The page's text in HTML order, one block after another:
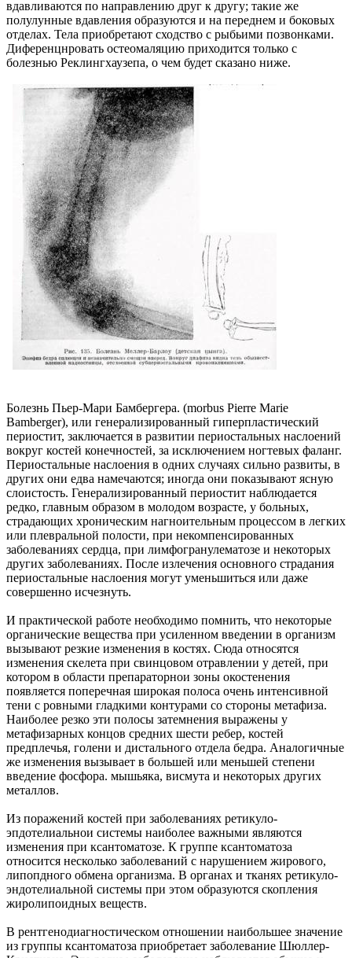
вдавливаются по направлению друг к другу; такие же
полулунные вдавления образуются и на переднем и боковых
отделах. Тела приобретают сходство с рыбьими позвонками.
Диференцнровать остеомаляцию приходится только с
болезнью Реклингхаузепа, о чем будет сказано ниже.
Болезнь Пьер-Мари Бамбергера. (morbus Pierre Marie
Bamberger), или генерализированный гиперпластический
периостит, заключается в развитии периостальных наслоений
вокруг костей конечностей, за исключением ногтевых фаланг.
Периостальные наслоения в одних случаях сильно развиты, в
других они едва намечаются; иногда они показывают ясную
слоистость. Генерализированный периостит наблюдается
редко, главным образом в молодом возрасте, у больных,
страдающих хроническим нагноительным процессом в легких
или плевральной полости, при некомпенсированных
заболеваниях сердца, при лимфогранулематозе и некоторых
других заболеваниях. После излечения основного страдания
периостальные наслоения могут уменьшиться или даже
совершенно исчезнуть.
И практической работе необходимо помнить, что некоторые
органические вещества при усиленном введении в организм
вызывают резкие изменения в костях. Сюда относятся
изменения скелета при свинцовом отравлении у детей, при
котором в области препараторнои зоны окостенения
появляется поперечная широкая полоса очень интенсивной
тени с ровными гладкими контурами со стороны метафиза.
Наиболее резко эти полосы затемнения выражены у
метафизарных концов средних шести ребер, костей
предплечья, голени и дистального отдела бедра. Аналогичные
же изменения вызывает в большей или меньшей степени
введение фосфора. мышьяка, висмута и некоторых других
металлов.
Из поражений костей при заболеваниях ретикуло-
эпдотелиальнои системы наиболее важными являются
изменения при ксантоматозе. К группе ксантоматоза
относится несколько заболеваний с нарушением жирового,
липопдного обмена организма. В органах и тканях ретикуло-
эндотелиальной системы при этом образуются скопления
жиролипоидных веществ.
В рентгенодиагностическом отношении наибольшее значение
из группы ксантоматоза приобретает заболевание Шюллер-